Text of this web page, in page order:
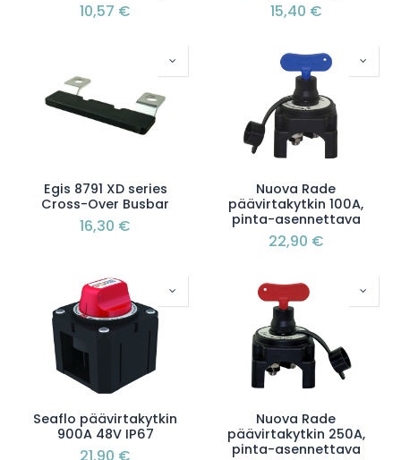
10,57 € 15,40 €
Egis 8791 XD series
Cross-Over Busbar
16,30 €
Nuova Rade
päävirtakytkin 100A,
pinta-asennettava
22,90 €
Seaflo päävirtakytkin
900A 48V IP67
21,90 €
Nuova Rade
päävirtakytkin 250A,
pinta-asennettava